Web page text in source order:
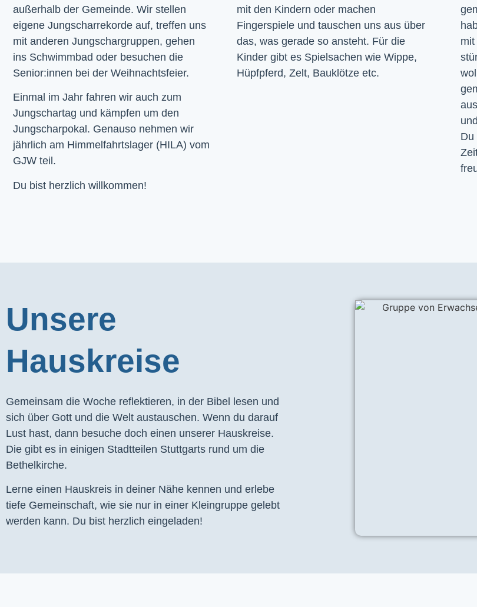
außerhalb der Gemeinde. Wir stellen
eigene Jungscharrekorde auf, treffen uns
mit anderen Jungschargruppen, gehen
ins Schwimmbad oder besuchen die
Senior:innen bei der Weihnachtsfeier.
Einmal im Jahr fahren wir auch zum
Jungschartag und kämpfen um den
Jungscharpokal. Genauso nehmen wir
jährlich am Himmelfahrtslager (HILA) vom
GJW teil.
Du bist herzlich willkommen!
mit den Kindern oder machen
Fingerspiele und tauschen uns aus über
das, was gerade so ansteht. Für die
Kinder gibt es Spielsachen wie Wippe,
Hüpfpferd, Zelt, Bauklötze etc.
Du
Unsere
Hauskreise
Gemeinsam die Woche reflektieren, in der Bibel lesen und
sich über Gott und die Welt austauschen. Wenn du darauf
Lust hast, dann besuche doch einen unserer Hauskreise.
Die gibt es in einigen Stadtteilen Stuttgarts rund um die
Bethelkirche.
Lerne einen Hauskreis in deiner Nähe kennen und erlebe
tiefe Gemeinschaft, wie sie nur in einer Kleingruppe gelebt
werden kann. Du bist herzlich eingeladen!